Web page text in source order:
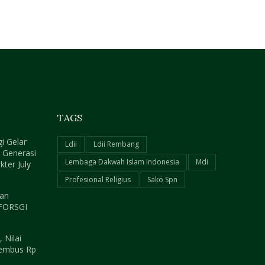
Gelar
July
Nilai
Rp
TAGS
Ldii
Ldii Rembang
Lembaga Dakwah Islam Indonesia
Mdi
Profesional Religius
Sako Spn